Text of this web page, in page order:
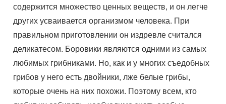
содержится множество ценных веществ, и он легче
других усваивается организмом человека. При
правильном приготовлении он издревле считался
деликатесом. Боровики являются одними из самых
любимых грибниками. Но, как и у многих съедобных
грибов у него есть двойники, лже белые грибы,
которые очень на них похожи. Поэтому всем, кто